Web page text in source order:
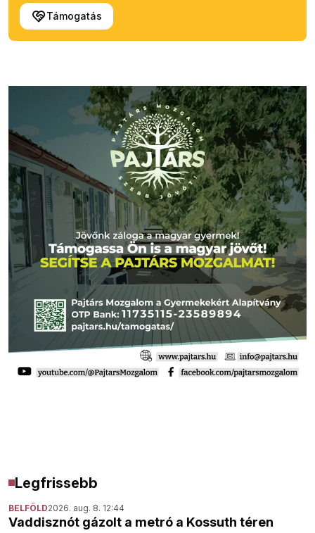
Támogatás
Legfrissebb
BELFÖLD2026. aug. 8. 12:44
Vaddisznót gázolt a metró a Kossuth téren